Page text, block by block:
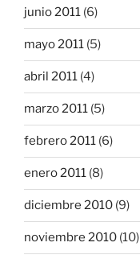
junio 2011 (6)
mayo 2011 (5)
abril 2011 (4)
marzo 2011 (5)
febrero 2011 (6)
enero 2011 (8)
diciembre 2010 (9)
noviembre 2010 (10)